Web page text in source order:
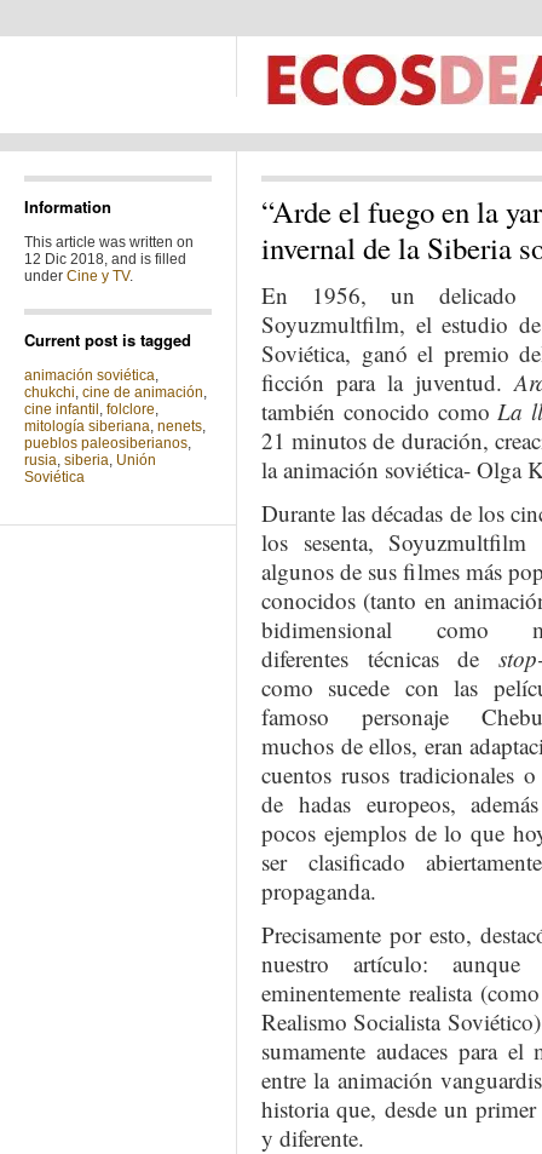
Information
This article was written on
12 Dic 2018, and is filled
under Cine y TV.
Current post is tagged
animación soviética,
chukchi, cine de animación,
cine infantil , folclore,
mitología siberiana, nenets,
pueblos paleosiberianos,
rusia, siberia, Unión
Soviética
“Arde el fuego en la
invernal de la Siberia
En 1956, un delicado
Soyuzmultfilm, el estudio
Soviética, ganó el premio
ficción para la juventud.
también conocido comoLa
21 minutos de duración,
la animación soviética- Olga
Durante las décadas de los
los sesenta, Soyuzmultfilm
algunos de sus filmes más
conocidos (tanto en
bidimensional como
diferentes técnicas de
como sucede con las
famoso personaje
muchos de ellos, eran
cuentos rusos tradicionales
de hadas europeos,
pocos ejemplos de lo que
ser clasificado
propaganda.
Precisamente por esto,
nuestro artículo:
eminentemente realista
Realismo Socialista
sumamente audaces para
entre la animación
historia que, desde un
y diferente.